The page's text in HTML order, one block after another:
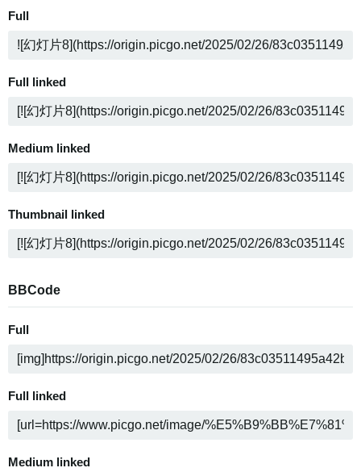
Full
Full linked
Medium linked
Thumbnail linked
BBCode
Full
Full linked
Medium linked